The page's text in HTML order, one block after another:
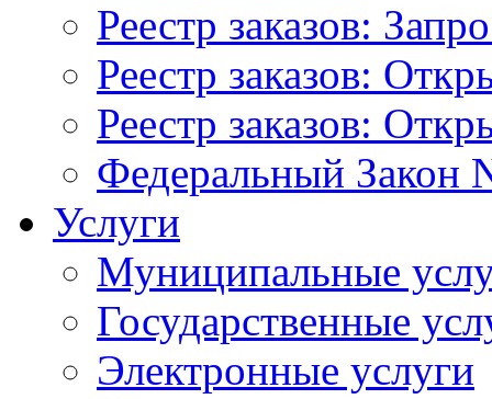
Реестр заказов:
Реестр заказов:
Реестр заказов:
Федеральный Закон
Услуги
Муниципальные
Государственные
Электронные услуги